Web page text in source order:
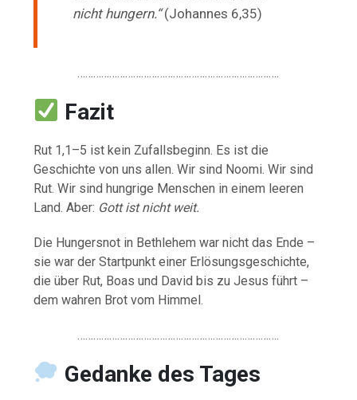
nicht hungern.“(Johannes 6,35)
………………………………………………………………….
Fazit
Rut 1,1–5 ist kein Zufallsbeginn. Es ist die
Geschichte von uns allen. Wir sind Noomi. Wir sind
Rut. Wir sind hungrige Menschen in einem leeren
Land. Aber: Gott ist nicht weit.
Die Hungersnot in Bethlehem war nicht das Ende –
sie war der Startpunkt einer Erlösungsgeschichte,
die über Rut, Boas und David bis zu Jesus führt –
dem wahren Brot vom Himmel.
………………………………………………………………….
Gedanke des Tages